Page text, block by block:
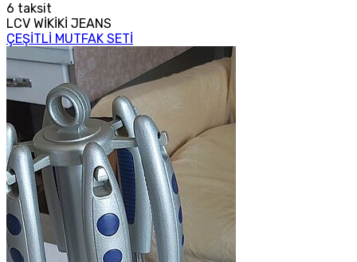
6 taksit
LCV WİKİKİ JEANS
ÇEŞİTLİ MUTFAK SETİ